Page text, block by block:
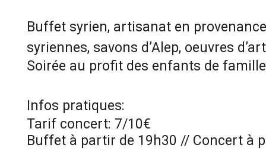
Buffet syrien, artisanat en
syriennes, savons d’Alep, oeuvres
Soirée au profit des enfants de
Infos pratiques:
Tarif concert: 7/10€
Buffet à partir de 19h30 // Concert à